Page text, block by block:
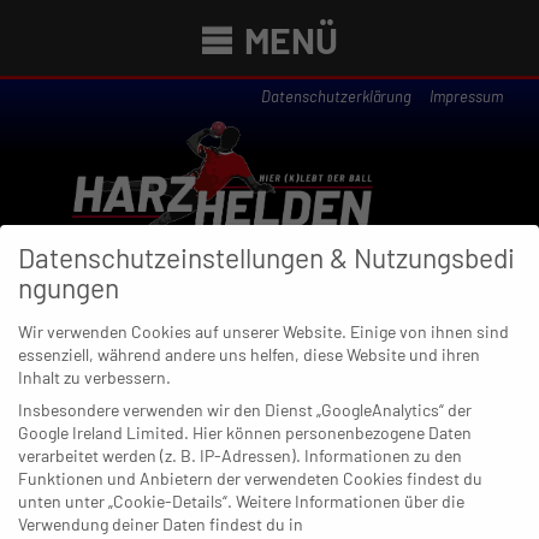
MENÜ
Datenschutzerklärung Impressum
Newsübersicht
08. MÄRZ 2020
Wuppertal macht kurzen Prozess
mit Angermund
Datenschutzeinstellungen & Nutzungsbedi
ngungen
Wir verwenden Cookies auf unserer Website. Einige von ihnen sind
essenziell, während andere uns helfen, diese Website und ihren
Inhalt zu verbessern.
Insbesondere verwenden wir den Dienst „GoogleAnalytics“ der
Google Ireland Limited. Hier können personenbezogene Daten
verarbeitet werden (z. B. IP-Adressen). Informationen zu den
Funktionen und Anbietern der verwendeten Cookies findest du
unten unter „Cookie-Details“. Weitere Informationen über die
Verwendung deiner Daten findest du in